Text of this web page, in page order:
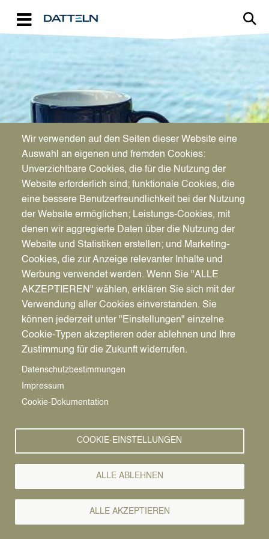
TOURISMUS
Was das touristische Herz
begehrt
Pfadnavigation
Stadt | Rathaus | Familie
Unsere Stadt
Souvenirs & Bücher
Souvenirs &
Bücher
Zum Mitbringen, Verschenken und
Selbstbehalten
Wir verwenden auf den Seiten dieser Website eine
Auswahl an eigenen und fremden Cookies:
Unverzichtbare Cookies, die für die Nutzung der
Website erforderlich sind; funktionale Cookies, die
eine bessere Benutzerfreundlichkeit bei der Nutzung
der Website ermöglichen; Leistungs-Cookies, mit
denen wir aggregierte Daten über die Nutzung der
Website und Statistiken erstellen; und Marketing-
Cookies, die zur Anzeige relevanter Inhalte und
Werbung verwendet werden. Wenn Sie "ALLE
AKZEPTIEREN" wählen, erklären Sie sich mit der
Verwendung aller Cookies einverstanden. Sie
können jederzeit unter "Einstellungen" einzelne
Cookie-Typen akzeptieren oder ablehnen und Ihre
Zustimmung für die Zukunft widerrufen.
Datenschutzbestimmungen
Impressum
Cookie-Dokumentation
COOKIE-EINSTELLUNGEN
ALLE ABLEHNEN
ALLE AKZEPTIEREN